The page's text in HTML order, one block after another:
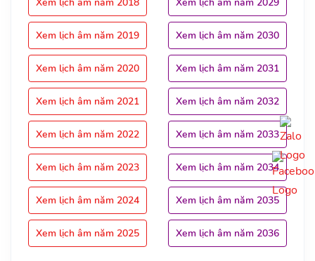
Xem lịch âm năm 2019
Xem lịch âm năm 2020
Xem lịch âm năm 2021
Xem lịch âm năm 2022
Xem lịch âm năm 2023
Xem lịch âm năm 2024
Xem lịch âm năm 2025
Xem lịch âm năm 2030
Xem lịch âm năm 2031
Xem lịch âm năm 2032
Xem lịch âm năm 2033
Xem lịch âm năm 2034
Xem lịch âm năm 2035
Xem lịch âm năm 2036